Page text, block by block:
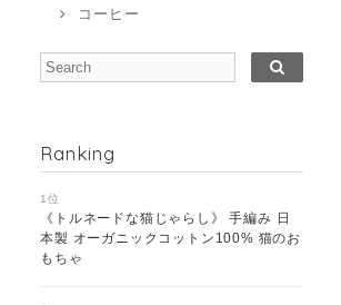
コーヒー
Ranking
1位
《トルネードな猫じゃらし》 手編み 日
本製 オーガニックコットン100% 猫のお
もちゃ